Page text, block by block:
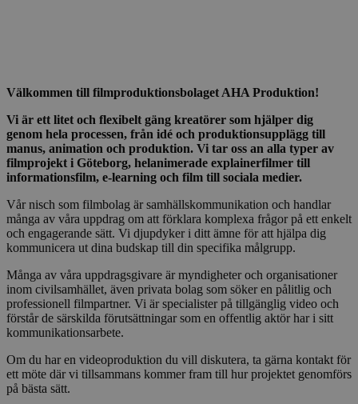
Välkommen till filmproduktionsbolaget AHA Produktion!
Vi är ett litet och flexibelt gäng kreatörer som hjälper dig
genom hela processen, från idé och produktionsupplägg till
manus, animation och produktion. Vi tar oss an alla typer av
filmprojekt i Göteborg, helanimerade explainerfilmer till
informationsfilm, e-learning och film till sociala medier.
Vår nisch som filmbolag är samhällskommunikation och handlar
många av våra uppdrag om att förklara komplexa frågor på ett enkelt
och engagerande sätt. Vi djupdyker i ditt ämne för att hjälpa dig
kommunicera ut dina budskap till din specifika målgrupp.
Många av våra uppdragsgivare är myndigheter och organisationer
inom civilsamhället, även privata bolag som söker en pålitlig och
professionell filmpartner. Vi är specialister på tillgänglig video och
förstår de särskilda förutsättningar som en offentlig aktör har i sitt
kommunikationsarbete.
Om du har en videoproduktion du vill diskutera, ta gärna kontakt för
ett möte där vi tillsammans kommer fram till hur projektet genomförs
på bästa sätt.